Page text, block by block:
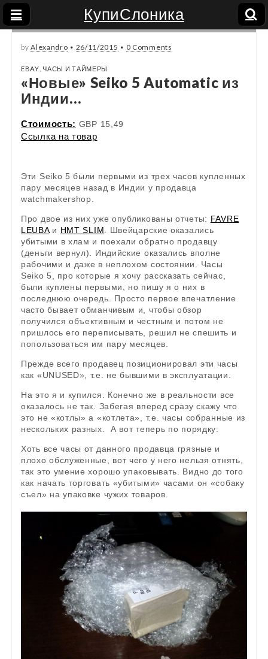
КупиСлоника
byAlexandro • 26/11/2015 • 0 Comments
EBAY ,ЧАСЫ И ТАЙМЕРЫ
«Новые» Seiko 5 Automatic из
Индии…
Стоимость: GBP 15,49
Ссылка на товар
Эти Seiko 5 были первыми из трех часов купленных
пару месяцев назад в Индии у продавца
watchmakershop.
Про двое из них уже опубликованы отчеты: FAVRE
LEUBAи HMT SLIM . Швейцарские оказались
убитыми в хлам и поехали обратно продавцу
(деньги вернул). Индийские оказались вполне
рабочими и даже в неплохом состоянии. Часы
Seiko 5, про которые я хочу рассказать сейчас,
были куплены первыми, но пишу я о них в
последнюю очередь. Просто первое впечатление
часто бывает обманчивым и, чтобы обзор
получился объективным и честным и потом не
пришлось его переписывать, решил не спешить и
попользоваться им пару месяцев.
Прежде всего продавец позиционировал эти часы
как «UNUSED», т.е. не бывшими в эксплуатации.
На это я и купился. Конечно же в реальности все
оказалось не так. Забегая вперед сразу скажу что
это не «котлы» а «котлета», т.е. часы собранные из
нескольких разных. А вот теперь по порядку:
Хоть все часы от данного продавца грязные и
плохо обслуженные, вот чего у него нельзя отнять,
так это умение хорошо упаковывать. Видно до того
как начать торговать «убитыми» часами он «собаку
съел» на упаковке чужих товаров.